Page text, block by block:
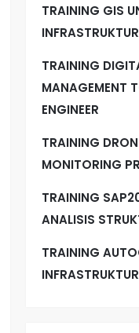
TRAINING GIS
TRAINING
MANAGEMENT
ENGINEER
TRAINING
MONITORING
TRAINING
ANALISIS
TRAINING